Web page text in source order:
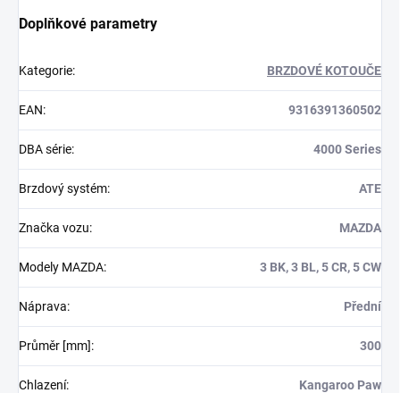
Doplňkové parametry
Kategorie: BRZDOVÉ KOTOUČE
EAN: 9316391360502
DBA série: 4000 Series
Brzdový systém: ATE
Značka vozu: MAZDA
Modely MAZDA: 3 BK, 3 BL, 5 CR, 5 CW
Náprava: Přední
Průměr [mm]: 300
Chlazení: Kangaroo Paw